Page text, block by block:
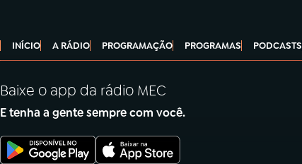
INÍCIO A RÁDIO PROGRAMAÇÃO PROGRAMAS PODCASTS
Baixe o app da rádio MEC
E tenha a gente sempre com você.